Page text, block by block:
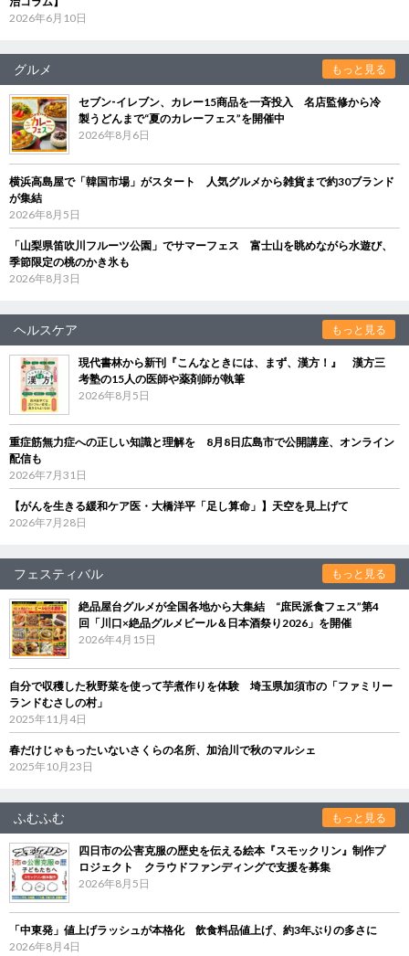
2026年6月10日
グルメ もっと見る
セブン‐イレブン、カレー15商品を一斉投入 名店監修から冷
製うどんまで“夏のカレーフェス”を開催中
2026年8月6日
横浜高島屋で「韓国市場」がスタート 人気グルメから雑貨まで約30ブランド
が集結
2026年8月5日
「山梨県笛吹川フルーツ公園」でサマーフェス 富士山を眺めながら水遊び、
季節限定の桃のかき氷も
2026年8月3日
ヘルスケア もっと見る
現代書林から新刊『こんなときには、まず、漢方！』 漢方三
考塾の15人の医師や薬剤師が執筆
2026年8月5日
重症筋無力症への正しい知識と理解を 8月8日広島市で公開講座、オンライン
配信も
2026年7月31日
【がんを生きる緩和ケア医・大橋洋平「足し算命」】天空を見上げて
2026年7月28日
フェスティバル もっと見る
絶品屋台グルメが全国各地から大集結 “庶民派食フェス”第4
回「川口×絶品グルメビール＆日本酒祭り2026」を開催
2026年4月15日
自分で収穫した秋野菜を使って芋煮作りを体験 埼玉県加須市の「ファミリー
ランドむさしの村」
2025年11月4日
春だけじゃもったいないさくらの名所、加治川で秋のマルシェ
2025年10月23日
ふむふむ もっと見る
四日市の公害克服の歴史を伝える絵本『スモックリン』制作プ
ロジェクト クラウドファンディングで支援を募集
2026年8月5日
「中東発」値上げラッシュが本格化 飲食料品値上げ、約3年ぶりの多さに
2026年8月4日